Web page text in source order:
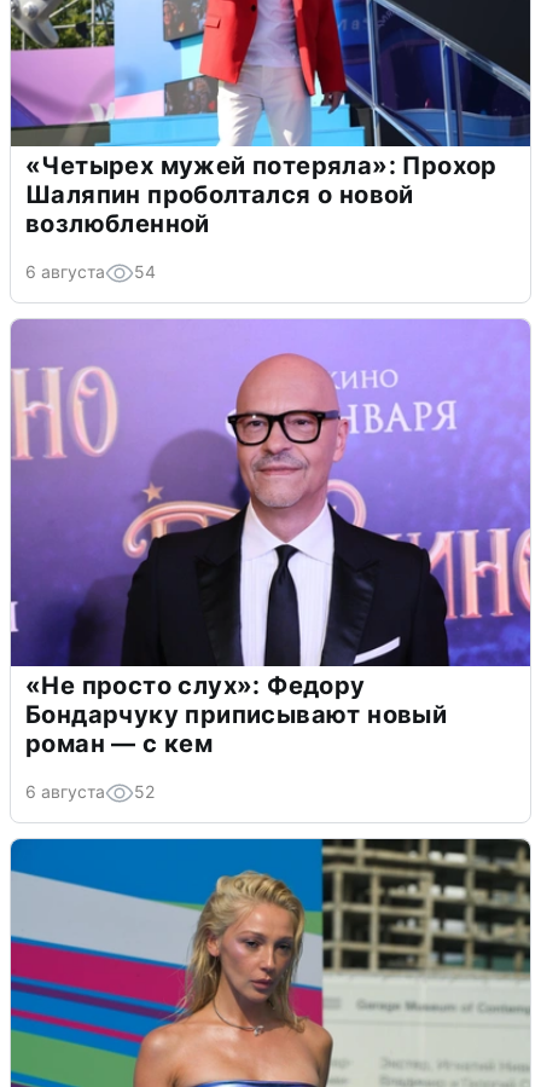
«Четырех мужей потеряла»: Прохор
Шаляпин проболтался о новой
возлюбленной
6 августа 54
«Не просто слух»: Федору
Бондарчуку приписывают новый
роман — с кем
6 августа 52